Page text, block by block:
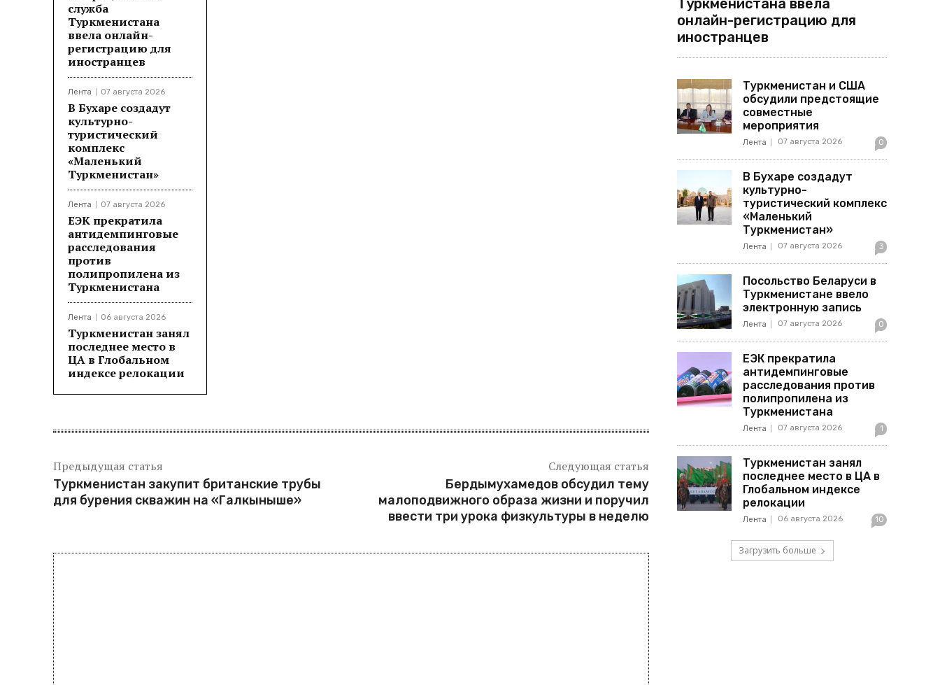
служба
Туркменистана
ввела онлайн-
регистрацию для
иностранцев
Лента 07 августа 2026
В Бухаре создадут
культурно-
туристический
комплекс
«Маленький
Туркменистан»
Лента 07 августа 2026
ЕЭК прекратила
антидемпинговые
расследования
против
полипропилена из
Туркменистана
Лента 06 августа 2026
Туркменистан занял
последнее место в
ЦА в Глобальном
индексе релокации
Предыдущая статья
Туркменистан закупит британские трубы
для бурения скважин на «Галкыныше»
Следующая статья
Бердымухамедов обсудил тему
малоподвижного образа жизни и поручил
ввести три урока физкультуры в неделю
Туркменистана ввела
онлайн-регистрацию для
иностранцев
Туркменистан и США
обсудили предстоящие
совместные
мероприятия
Лента 07 августа 2026 0
В Бухаре создадут
культурно-
туристический комплекс
«Маленький
Туркменистан»
Лента 07 августа 2026 3
Посольство Беларуси в
Туркменистане ввело
электронную запись
Лента 07 августа 2026 0
ЕЭК прекратила
антидемпинговые
расследования против
полипропилена из
Туркменистана
Лента 07 августа 2026 1
Туркменистан занял
последнее место в ЦА в
Глобальном индексе
релокации
Лента 06 августа 2026 10
Загрузить больше